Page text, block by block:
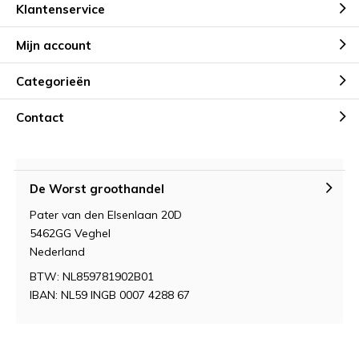
Klantenservice
Mijn account
Categorieën
Contact
De Worst groothandel
Pater van den Elsenlaan 20D
5462GG Veghel
Nederland
BTW: NL859781902B01
IBAN: NL59 INGB 0007 4288 67